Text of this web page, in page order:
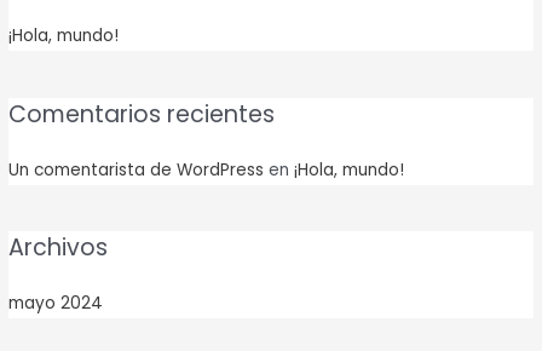
¡Hola, mundo!
Comentarios recientes
Un comentarista de WordPress en¡Hola, mundo!
Archivos
mayo 2024